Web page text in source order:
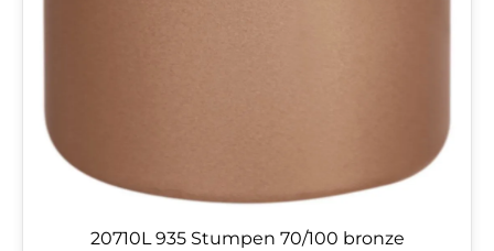
20710L 935 Stumpen 70/100 bronze